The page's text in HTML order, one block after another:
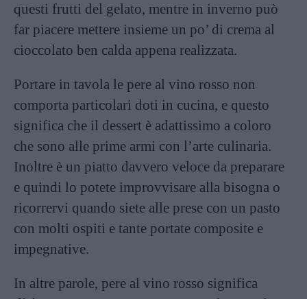
questi frutti del gelato, mentre in inverno può
far piacere mettere insieme un po’ di crema al
cioccolato ben calda appena realizzata.
Portare in tavola le pere al vino rosso non
comporta particolari doti in cucina, e questo
significa che il dessert è adattissimo a coloro
che sono alle prime armi con l’arte culinaria.
Inoltre è un piatto davvero veloce da preparare
e quindi lo potete improvvisare alla bisogna o
ricorrervi quando siete alle prese con un pasto
con molti ospiti e tante portate composite e
impegnative.
In altre parole, pere al vino rosso significa